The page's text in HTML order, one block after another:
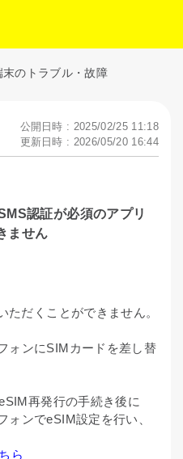
末のトラブル・故障
公開日時 : 2025/02/25 11:18
更新日時 : 2026/05/20 16:44
認証が必須のアプリ
ません
だくことができません。
ォンにSIMカードを差し替
再発行の手続き後に
ォンでeSIM設定を行い、
ら